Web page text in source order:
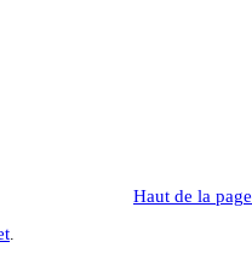
Haut de la page